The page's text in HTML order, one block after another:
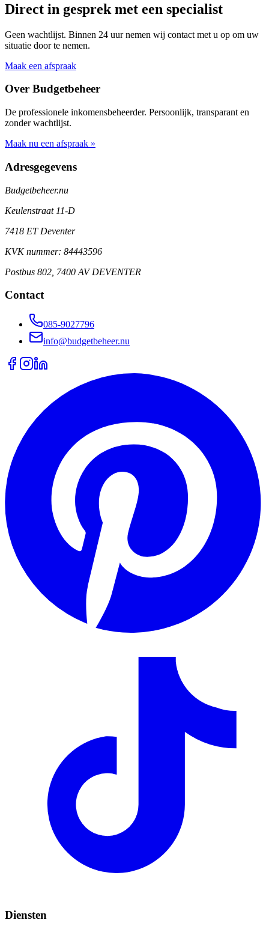
Direct in gesprek met een specialist
Geen wachtlijst. Binnen 24 uur nemen wij contact met u op om uw
situatie door te nemen.
Maak een afspraak
Over Budgetbeheer
De professionele inkomensbeheerder. Persoonlijk, transparant en
zonder wachtlijst.
Maak nu een afspraak »
Adresgegevens
Budgetbeheer.nu
Keulenstraat 11-D
7418 ET Deventer
KVK nummer: 84443596
Postbus 802, 7400 AV DEVENTER
Contact
085-9027796
info@budgetbeheer.nu
Diensten